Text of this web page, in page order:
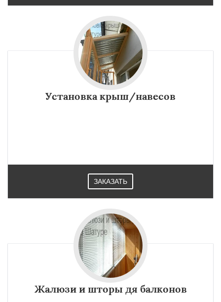
Установка крыш/навесов
ЗАКАЗАТЬ
Жалюзи и шторы дя балконов